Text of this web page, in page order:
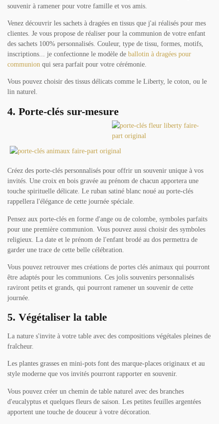
souvenir à ramener pour votre famille et vos amis.
Venez découvrir les sachets à dragées en tissus que j'ai réalisés pour mes
clientes. Je vous propose de réaliser pour la communion de votre enfant
des sachets 100% personnalisés. Couleur, type de tissu, formes, motifs,
inscriptions... je confectionne le modèle deballotin à dragées pour
communion qui sera parfait pour votre cérémonie.
Vous pouvez choisir des tissus délicats comme le Liberty, le coton, ou le
lin naturel.
4. Porte-clés sur-mesure
Créez des porte-clés personnalisés pour offrir un souvenir unique à vos
invités. Une croix en bois gravée au prénom de chacun apportera une
touche spirituelle délicate. Le ruban satiné blanc noué au porte-clés
rappellera l'élégance de cette journée spéciale.
Pensez aux porte-clés en forme d'ange ou de colombe, symboles parfaits
pour une première communion. Vous pouvez aussi choisir des symboles
religieux. La date et le prénom de l'enfant brodé au dos permettra de
garder une trace de cette belle célébration.
Vous pouvez retrouver mes créations de portes clés animaux qui pourront
être adaptés pour les communions. Ces jolis souvenirs personnalisés
raviront petits et grands, qui pourront ramener un souvenir de cette
journée.
5. Végétaliser la table
La nature s'invite à votre table avec des compositions végétales pleines de
fraîcheur.
Les plantes grasses en mini-pots font des marque-places originaux et au
style moderne que vos invités pourront rapporter en souvenir.
Vous pouvez créer un chemin de table naturel avec des branches
d'eucalyptus et quelques fleurs de saison. Les petites feuilles argentées
apportent une touche de douceur à votre décoration.